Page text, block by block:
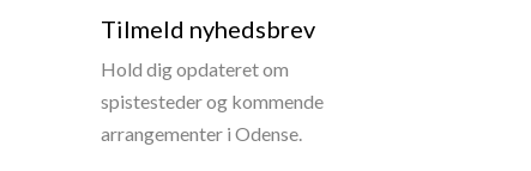
Tilmeld nyhedsbrev
Hold dig opdateret om
spistesteder og kommende
arrangementer i Odense.